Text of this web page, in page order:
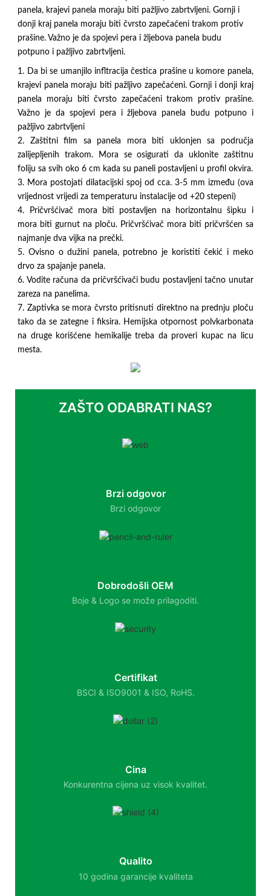
panela, krajevi panela moraju biti pažljivo zabrtvljeni. Gornji i
donji kraj panela moraju biti čvrsto zapečaćeni trakom protiv
prašine. Važno je da spojevi pera i žljebova panela budu
potpuno i pažljivo zabrtvljeni.
1. Da bi se umanjilo infltracija čestica prašine u komore panela,
krajevi panela moraju biti pažljivo zapečaćeni. Gornji i donji kraj
panela moraju biti čvrsto zapečaćeni trakom protiv prašine.
Važno je da spojevi pera i žljebova panela budu potpuno i
pažljivo zabrtvljeni
2. Zaštitni film sa panela mora biti uklonjen sa područja
zalijepljenih trakom. Mora se osigurati da uklonite zaštitnu
foliju sa svih oko 6 cm kada su paneli postavljeni u profil okvira.
3. Mora postojati dilatacijski spoj od cca. 3-5 mm između (ova
vrijednost vrijedi za temperaturu instalacije od +20 stepeni)
4. Pričvršćivač mora biti postavljen na horizontalnu šipku i
mora biti gurnut na ploču. Pričvršćivač mora biti pričvršćen sa
najmanje dva vijka na prečki.
5. Ovisno o dužini panela, potrebno je koristiti čekić i meko
drvo za spajanje panela.
6. Vodite računa da pričvršćivači budu postavljeni tačno unutar
zareza na panelima.
7. Zaptivka se mora čvrsto pritisnuti direktno na prednju ploču
tako da se zategne i fiksira. Hemijska otpornost polvkarbonata
na druge korišćene hemikalije treba da proveri kupac na licu
mesta.
ZAŠTO ODABRATI NAS?
Brzi odgovor
Brzi odgovor
Dobrodošli OEM
Boje & Logo se može prilagoditi.
Certifikat
BSCI & ISO9001 & ISO, RoHS.
Cina
Konkurentna cijena uz visok kvalitet.
Qualito
10 godina garancije kvaliteta